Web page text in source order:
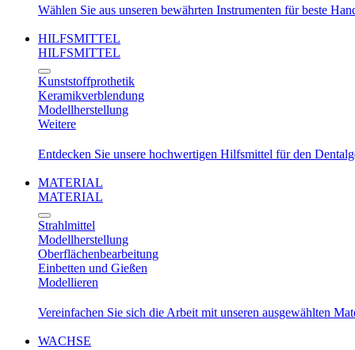
Wählen Sie aus unseren bewährten Instrumenten für beste
HILFSMITTEL
HILFSMITTEL
Kunststoffprothetik
Keramikverblendung
Modellherstellung
Weitere
Entdecken Sie unsere hochwertigen Hilfsmittel für den
MATERIAL
MATERIAL
Strahlmittel
Modellherstellung
Oberflächenbearbeitung
Einbetten und Gießen
Modellieren
Vereinfachen Sie sich die Arbeit mit unseren ausgewählten
WACHSE